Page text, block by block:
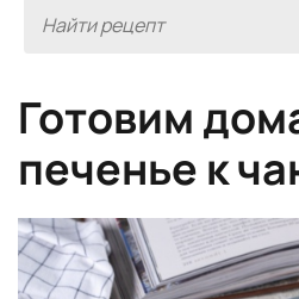
Готовим
печенье к